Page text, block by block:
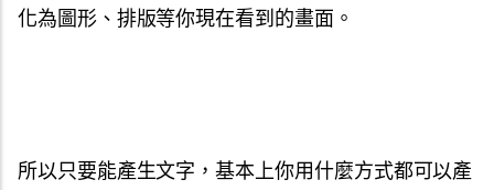
化為圖形、排版等你現在看到的畫面。
所以只要能產生文字，基本上你用什麼方式都可以產